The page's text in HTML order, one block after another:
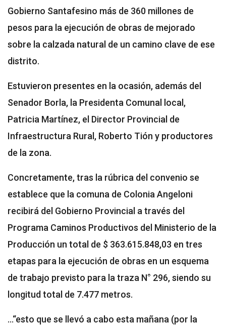
Gobierno Santafesino más de 360 millones de
pesos para la ejecución de obras de mejorado
sobre la calzada natural de un camino clave de ese
distrito.
Estuvieron presentes en la ocasión, además del
Senador Borla, la Presidenta Comunal local,
Patricia Martínez, el Director Provincial de
Infraestructura Rural, Roberto Tión y productores
de la zona.
Concretamente, tras la rúbrica del convenio se
establece que la comuna de Colonia Angeloni
recibirá del Gobierno Provincial a través del
Programa Caminos Productivos del Ministerio de la
Producción un total de $ 363.615.848,03 en tres
etapas para la ejecución de obras en un esquema
de trabajo previsto para la traza N° 296, siendo su
longitud total de 7.477 metros.
…“esto que se llevó a cabo esta mañana (por la